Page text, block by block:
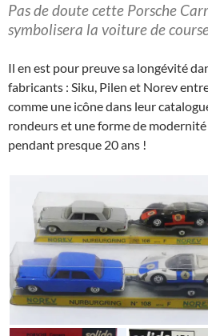
Pas de doute cette Porsche
symbolisera la voiture de
Il en est pour preuve sa longévité
fabricants : Siku, Pilen et Norev
comme une icône dans leur
rondeurs et une forme de
pendant presque 20 ans !